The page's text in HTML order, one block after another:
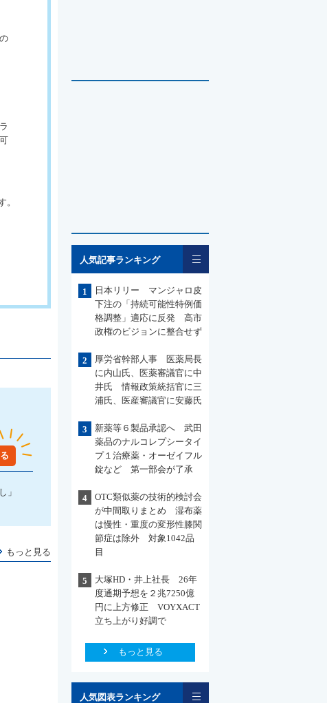
。
」
もっと見る
人気記事ランキング
1
日本リリー マンジャロ皮
下注の「持続可能性特例価
格調整」適応に反発 高市
政権のビジョンに整合せず
2
厚労省幹部人事 医薬局長
に内山氏、医薬審議官に中
井氏 情報政策統括官に三
浦氏、医産審議官に安藤氏
3
新薬等６製品承認へ 武田
薬品のナルコレプシータイ
プ１治療薬・オーゼイフル
錠など 第一部会が了承
4
OTC類似薬の技術的検討会
が中間取りまとめ 湿布薬
は慢性・重度の変形性膝関
節症は除外 対象1042品
目
5
大塚HD・井上社長 26年
度通期予想を２兆7250億
円に上方修正 VOYXACT
立ち上がり好調で
もっと見る
人気図表ランキング